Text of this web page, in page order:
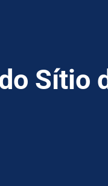
Sítio